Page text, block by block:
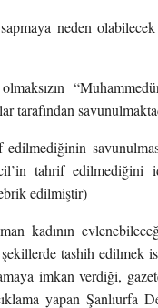
neden
tarafından
tahrif edilmediğini
edilmiştir)
kadının
tashih edilmek
imkan verdiği,
yapan Şanlıurfa